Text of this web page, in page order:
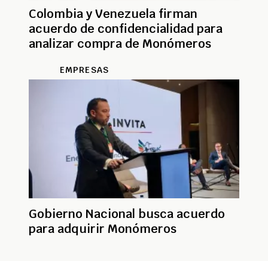
Colombia y Venezuela firman
acuerdo de confidencialidad para
analizar compra de Monómeros
EMPRESAS
Gobierno Nacional busca acuerdo
para adquirir Monómeros